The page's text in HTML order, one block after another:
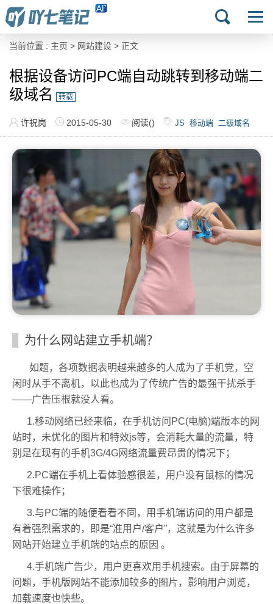
当前位置 : 主页 > 网站建设 > 正文
根据设备访问PC端自动跳转到移动端二
级域名
转载
许祝岗 2015-05-30 阅读() JS 移动端 二级域名
为什么网站建立手机端？
如题，各项数据表明越来越多的人成为了手机党，空
闲时从手不离机，以此也成为了传统广告的最强干扰杀手
——广告压根就没人看。
1.移动网络已经来临，在手机访问PC(电脑)端版本的网
站时，未优化的图片和特效js等，会消耗大量的流量，特
别是在现有的手机3G/4G网络流量费昂贵的情况下；
2.PC端在手机上看体验感很差，用户没有鼠标的情况
下很难操作；
3.与PC端的随便看看不同，用手机端访问的用户都是
有着强烈需求的，即是“准用户/客户”，这就是为什么许多
网站开始建立手机端的站点的原因 。
4.手机端广告少，用户更喜欢用手机搜索。由于屏幕的
问题，手机版网站不能添加较多的图片，影响用户浏览，
加载速度也快些。